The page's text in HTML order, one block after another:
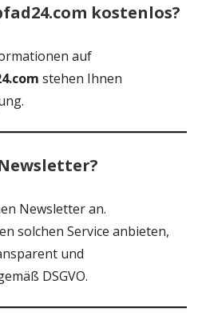
kostenlos?
auf
stehen Ihnen
Newsletter an.
solchen Service anbieten,
und
DSGVO.